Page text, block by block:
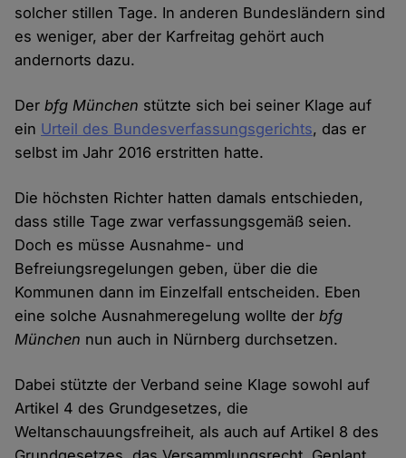
solcher stillen Tage. In anderen Bundesländern sind
es weniger, aber der Karfreitag gehört auch
andernorts dazu.
Derbfg München stützte sich bei seiner Klage auf
ein Urteil des Bundesverfassungsgerichts, das er
selbst im Jahr 2016 erstritten hatte.
Die höchsten Richter hatten damals entschieden,
dass stille Tage zwar verfassungsgemäß seien.
Doch es müsse Ausnahme- und
Befreiungsregelungen geben, über die die
Kommunen dann im Einzelfall entscheiden. Eben
eine solche Ausnahmeregelung wollte derbfg
München nun auch in Nürnberg durchsetzen.
Dabei stützte der Verband seine Klage sowohl auf
Artikel 4 des Grundgesetzes, die
Weltanschauungsfreiheit, als auch auf Artikel 8 des